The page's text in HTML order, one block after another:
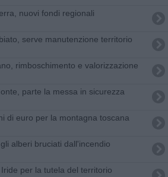
nuovi fondi regionali
serve manutenzione territorio
rimboschimento e valorizzazione
parte la messa in sicurezza
di euro per la montagna toscana
alberi bruciati dall'incendio
per la tutela del territorio